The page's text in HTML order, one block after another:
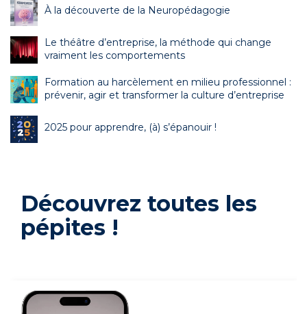
À la découverte de la Neuropédagogie
Le théâtre d’entreprise, la méthode qui change
vraiment les comportements
Formation au harcèlement en milieu professionnel :
prévenir, agir et transformer la culture d’entreprise
2025 pour apprendre, (à) s’épanouir !
Découvrez toutes les
pépites !